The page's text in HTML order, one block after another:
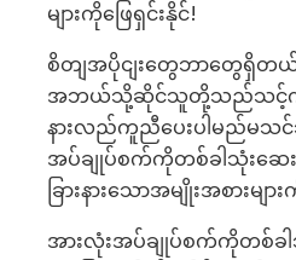
များကိုဖြေရှင်းနိုင်!
စိတျအပိုငျးတွေဘာတွေရှိတ
အဘယ်သို့ဆိုင်သူတို့သည်သင့်
နားလည်ကူညီပေးပါမည်မ
အပ်ချုပ်စက်ကိုတစ်ခါသုံးဆေ
ခြားနားသောအမျိုးအစားမျ
အားလုံးအပ်ချုပ်စက်ကိုတစ်